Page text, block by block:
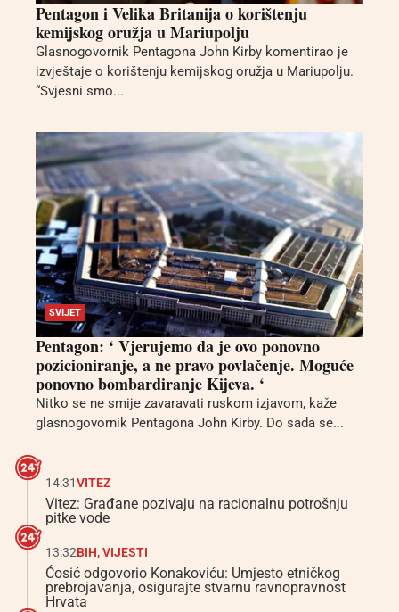
Pentagon i Velika Britanija o korištenju
kemijskog oružja u Mariupolju
Glasnogovornik Pentagona John Kirby komentirao je
izvještaje o korištenju kemijskog oružja u Mariupolju.
“Svjesni smo...
SVIJET
Pentagon: ‘ Vjerujemo da je ovo ponovno
pozicioniranje, a ne pravo povlačenje. Moguće
ponovno bombardiranje Kijeva. ‘
Nitko se ne smije zavaravati ruskom izjavom, kaže
glasnogovornik Pentagona John Kirby. Do sada se...
14:31VITEZ
Vitez: Građane pozivaju na racionalnu potrošnju
pitke vode
13:32BIH,VIJESTI
Ćosić odgovorio Konakoviću: Umjesto etničkog
prebrojavanja, osigurajte stvarnu ravnopravnost
Hrvata